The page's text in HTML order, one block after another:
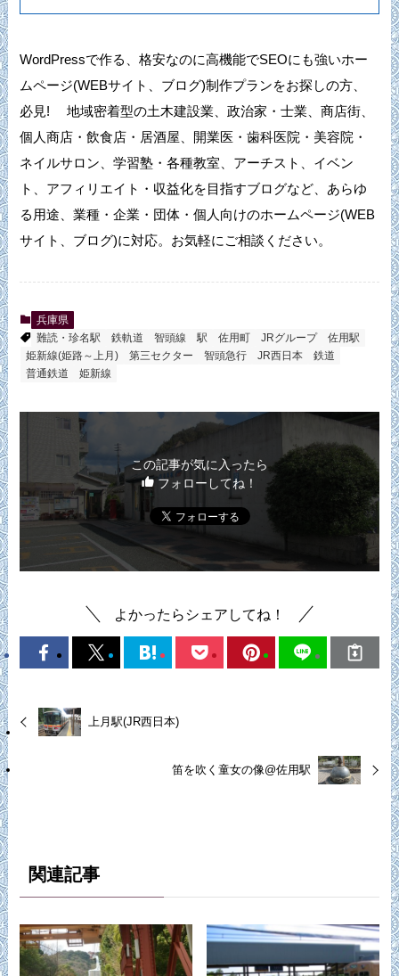
WordPressで作る、格安なのに高機能でSEOにも強いホー
ムページ(WEBサイト、ブログ)制作プランをお探しの方、
必見! 地域密着型の土木建設業、政治家・士業、商店街、
個人商店・飲食店・居酒屋、開業医・歯科医院・美容院・
ネイルサロン、学習塾・各種教室、アーチスト、イベン
ト、アフィリエイト・収益化を目指すブログなど、あらゆ
る用途、業種・企業・団体・個人向けのホームページ(WEB
サイト、ブログ)に対応。お気軽にご相談ください。
兵庫県
難読・珍名駅
鉄軌道 智頭線 駅 佐用町 JRグループ
佐用駅
姫新線(姫路～上月)
第三セクター 智頭急行 JR西日本
鉄道
普通鉄道
姫新線
この記事が気に入ったら
フォローしてね！
よかったらシェアしてね！
上月駅(JR西日本)
笛を吹く童女の像@佐用駅
関連記事